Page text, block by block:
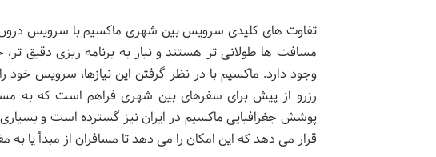
تفاوت های کلیدی سرویس بین شهری ماکسیم با سرویس
مسافت ها طولانی تر هستند و نیاز به برنامه ریزی دقیق
وجود دارد. ماکسیم با در نظر گرفتن این نیازها، سرویس خود
رزرو از پیش برای سفرهای بین شهری فراهم است که به
پوشش جغرافیایی ماکسیم در ایران نیز گسترده است و
قرار می دهد که این امکان را می دهد تا مسافران از مبدأ یا